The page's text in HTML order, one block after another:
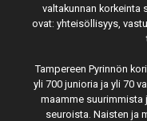
valtakunnan korkeinta
ovat: yhteisöl­lisyys,
Tampereen Pyrinnön
yli 700 junioria ja yli 70
maamme
seuroista. Naisten ja